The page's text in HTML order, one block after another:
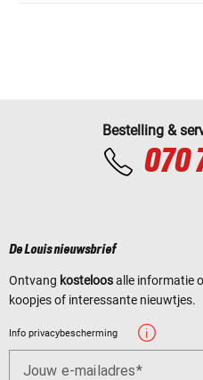
Bestelling &
070
De Louis nieuwsbrief
Ontvang kosteloosalle informatie
koopjes of interessante nieuwtjes.
Info privacybescherming
Jouw e-mailadres